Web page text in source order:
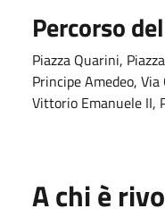
Percorso
Piazza Quarini,
Principe Amedeo,
Vittorio Emanuele II,
A chi è